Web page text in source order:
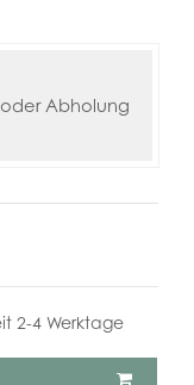
Abholung
2-4 Werktage